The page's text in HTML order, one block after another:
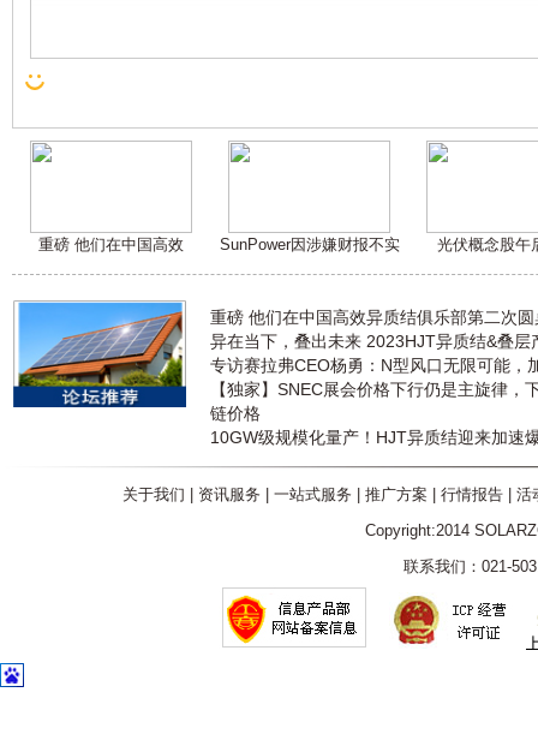
重磅 他们在中国高效 SunPower因涉嫌财报不实 光伏概念股午
重磅 他们在中国高效异质结俱乐部第二次
异在当下，叠出未来 2023HJT异质结&叠层
专访赛拉弗CEO杨勇：N型风口无限可能，
【独家】SNEC展会价格下行仍是主旋律，
链价格
10GW级规模化量产！HJT异质结迎来加速
关于我们 资讯服务 一站式服务 推广方案 行情报告| 活
Copyright:2014
联系我们：021-